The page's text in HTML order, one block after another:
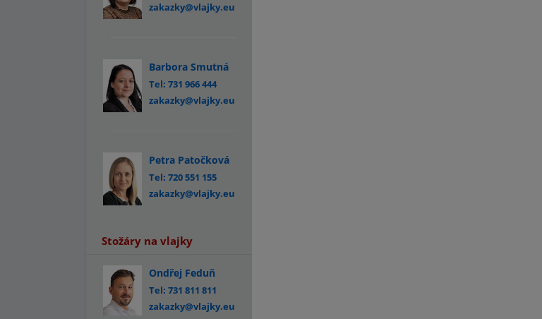
zakazky@vlajky.eu
Barbora Smutná
Tel: 731 966 444
zakazky@vlajky.eu
Petra Patočková
Tel: 720 551 155
zakazky@vlajky.eu
Stožáry na vlajky
Ondřej Feduň
Tel: 731 811 811
zakazky@vlajky.eu